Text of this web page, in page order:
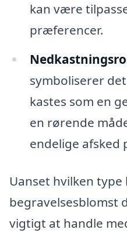
kan være
præferencer.
symboliserer
kastes som en
en rørende
endelige afsked
Uanset hvilken
begravelsesblomst
vigtigt at handle